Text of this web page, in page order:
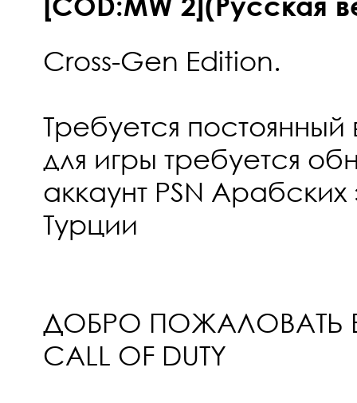
Cross-Gen Edition.
Требуется постоянный
для игры требуется
аккаунт PSN
Турции
ДОБРО ПОЖАЛОВАТЬ
CALL OF DUTY